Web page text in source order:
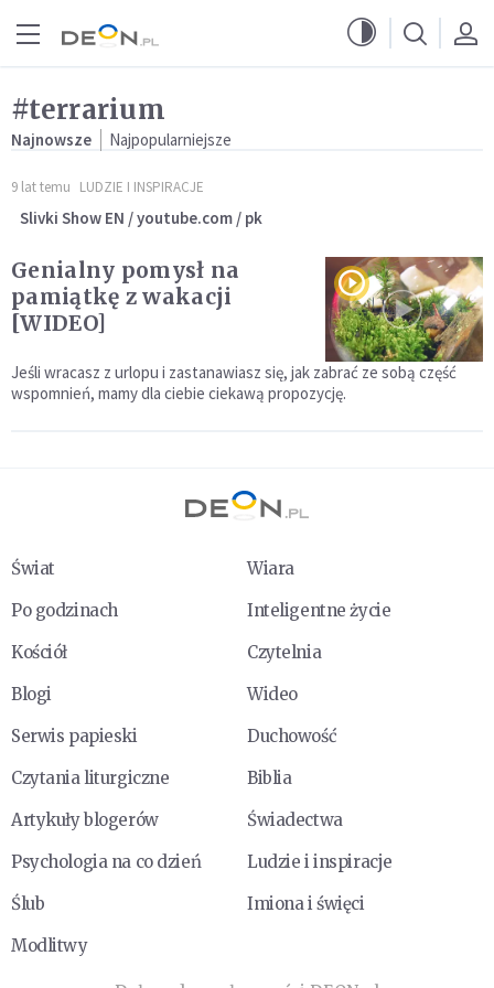
#terrarium
Najnowsze Najpopularniejsze
9 lat temu LUDZIE I INSPIRACJE
Slivki Show EN / youtube.com / pk
Genialny pomysł na
pamiątkę z wakacji
[WIDEO]
Jeśli wracasz z urlopu i zastanawiasz się, jak zabrać ze sobą część
wspomnień, mamy dla ciebie ciekawą propozycję.
Świat
Wiara
Po godzinach
Inteligentne życie
Kościół
Czytelnia
Blogi
Wideo
Serwis papieski
Duchowość
Czytania liturgiczne
Biblia
Artykuły blogerów
Świadectwa
Psychologia na co dzień
Ludzie i inspiracje
Ślub
Imiona i święci
Modlitwy